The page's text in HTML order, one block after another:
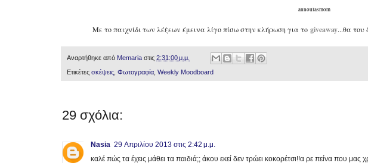
annoulasmom
Με το παιχνίδι των λέξεων έμεινα λίγο πίσω στην κλήρωση για το giveaway...θα του
Αναρτήθηκε από Memaria στις 2:31:00 μ.μ.
Ετικέτες σκέψεις, Φωτογραφία, Weekly Moodboard
29 σχόλια:
Nasia 29 Απριλίου 2013 στις 2:42 μ.μ.
καλέ πώς τα έχεις μάθει τα παιδιά;; άκου εκεί δεν τρώει κοκορέτσι!!α ρε πείνα που μας